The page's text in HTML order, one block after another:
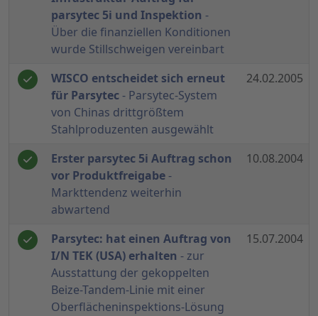
parsytec 5i und Inspektion -
Über die finanziellen Konditionen
wurde Stillschweigen vereinbart
WISCO entscheidet sich erneut
für Parsytec- Parsytec-System
von Chinas drittgrößtem
Stahlproduzenten ausgewählt
24.02.2005
Erster parsytec 5i Auftrag schon
vor Produktfreigabe -
Markttendenz weiterhin
abwartend
10.08.2004
Parsytec: hat einen Auftrag von
I/N TEK (USA) erhalten - zur
Ausstattung der gekoppelten
Beize-Tandem-Linie mit einer
Oberflächeninspektions-Lösung
15.07.2004